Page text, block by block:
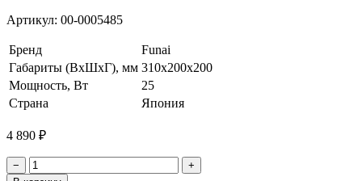
Артикул: 00-0005485
Бренд
Funai
Габариты (ВхШхГ), мм 310x200x200
Мощность, Вт
25
Страна
Япония
4 890 ₽
−
+